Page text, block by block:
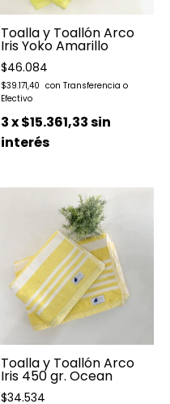
Toalla y Toallón Arco
Iris Yoko Amarillo
$46.084
$39.171,40
3x$15.361,33sin
interés
Toalla y Toallón Arco
Iris 450 gr. Ocean
$34.534